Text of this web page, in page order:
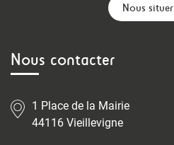
Nous situer
Nous contacter
1 Place de la Mairie
44116 Vieillevigne